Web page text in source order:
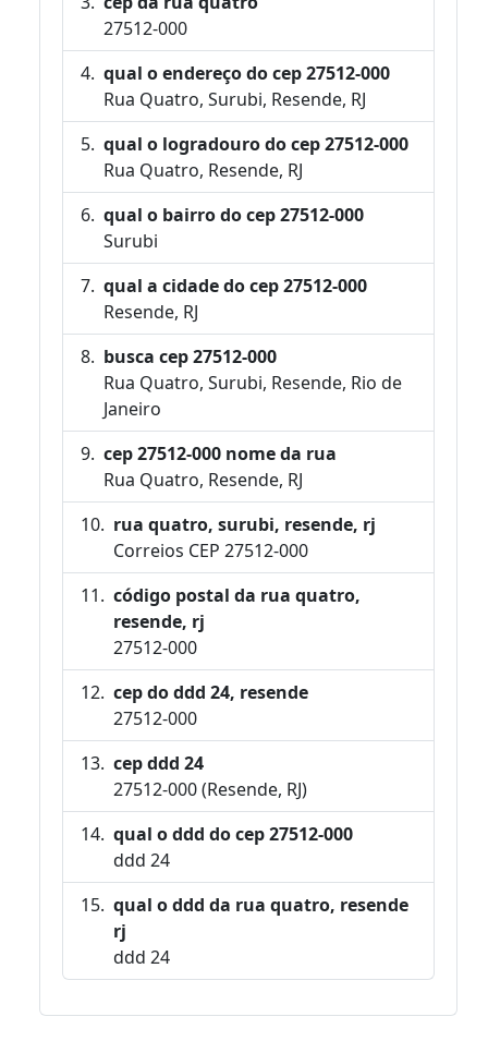
27512-000
qual o endereço do cep 27512-000
Rua Quatro, Surubi, Resende, RJ
qual o logradouro do cep 27512-000
Rua Quatro, Resende, RJ
qual o bairro do cep 27512-000
Surubi
qual a cidade do cep 27512-000
Resende, RJ
busca cep 27512-000
Rua Quatro, Surubi, Resende, Rio de
Janeiro
cep 27512-000 nome da rua
Rua Quatro, Resende, RJ
rua quatro, surubi, resende, rj
Correios CEP 27512-000
código postal da rua quatro,
resende, rj
27512-000
cep do ddd 24, resende
27512-000
cep ddd 24
27512-000 (Resende, RJ)
qual o ddd do cep 27512-000
ddd 24
qual o ddd da rua quatro, resende
rj
ddd 24